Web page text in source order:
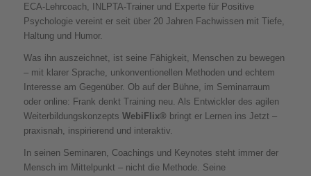
ECA-Lehrcoach, INLPTA-Trainer und Experte für Positive
Psychologie vereint er seit über 20 Jahren Fachwissen mit Tiefe,
Haltung und Humor.
Was ihn auszeichnet, ist seine Fähigkeit, Menschen zu bewegen
– mit klarer Sprache, unkonventionellen Methoden und echtem
Interesse am Gegenüber. Ob auf der Bühne, im Seminarraum
oder online: Frank denkt Training neu. Als Entwickler des agilen
Weiterbildungskonzepts WebiFlix® bringt er Lernen ins Jetzt –
praxisnah, inspirierend und interaktiv.
In seinen Seminaren, Coachings und Keynotes steht immer der
Mensch im Mittelpunkt – nicht die Methode. Seine